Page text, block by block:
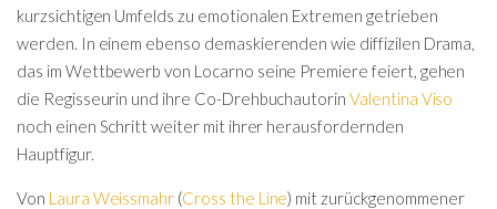
kurzsichtigen Umfelds zu emotionalen Extremen getrieben
werden. In einem ebenso demaskierenden wie diffizilen Drama,
das im Wettbewerb von Locarno seine Premiere feiert, gehen
die Regisseurin und ihre Co-DrehbuchautorinValentina Viso
noch einen Schritt weiter mit ihrer herausfordernden
Hauptfigur.
Von Laura Weissmahr (Cross the Line) mit zurückgenommener